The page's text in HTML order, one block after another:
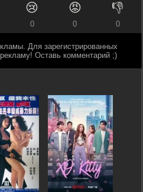
😢
0
😡
0
👎
0
Для зарегистрированных
Оставь комментарий ;)